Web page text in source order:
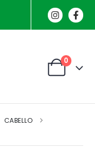
0
CABELLO